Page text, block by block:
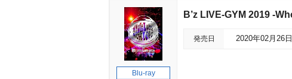
Blu-ray
B’z LIVE-GYM 2019 -
発売日 2020年02月26日